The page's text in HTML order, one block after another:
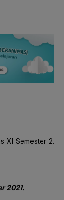
XI Semester 2.
2021.